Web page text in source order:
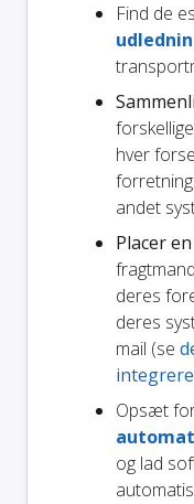
Find de
hver
andet
Placer
deres
deres
mail (se
Opsæt
og lad